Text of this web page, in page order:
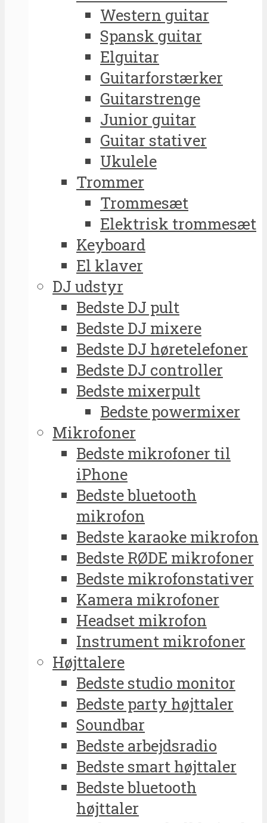
Western guitar
Spansk guitar
Elguitar
Guitarforstærker
Guitarstrenge
Junior guitar
Guitar stativer
Ukulele
Trommer
Trommesæt
Elektrisk trommesæt
Keyboard
El klaver
DJ udstyr
Bedste DJ pult
Bedste DJ mixere
Bedste DJ høretelefoner
Bedste DJ controller
Bedste mixerpult
Bedste powermixer
Mikrofoner
Bedste mikrofoner til
iPhone
Bedste bluetooth
mikrofon
Bedste karaoke mikrofon
Bedste RØDE mikrofoner
Bedste mikrofonstativer
Kamera mikrofoner
Headset mikrofon
Instrument mikrofoner
Højttalere
Bedste studio monitor
Bedste party højttaler
Soundbar
Bedste arbejdsradio
Bedste smart højttaler
Bedste bluetooth
højttaler